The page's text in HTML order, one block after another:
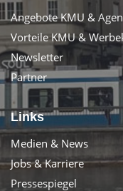
Angebote KMU &
Vorteile KMU &
Newsletter
Partner
Links
Medien & News
Jobs & Karriere
Pressespiegel